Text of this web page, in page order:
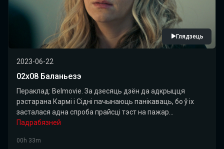
Глядзець
2023-06-22
02х08 Баланьезэ
Пераклад: Belmovie. За дзесяць дзён да адкрыцця
рэстарана Кармі і Сідні пачынаюць панікаваць, бо ў іх
засталася адна спроба прайсці тэст на пажар...
Падрабязней
00h 33m